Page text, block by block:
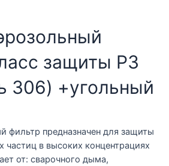
защиты Р3
306) +угольный
фильтр предназначен для защиты
частиц в высоких концентрациях
от: сварочного дыма,